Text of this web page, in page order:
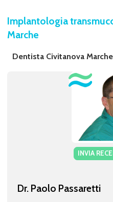
Implantologia
Marche
Dentista Civitanova
INVIA
Dr. Paolo Passaretti